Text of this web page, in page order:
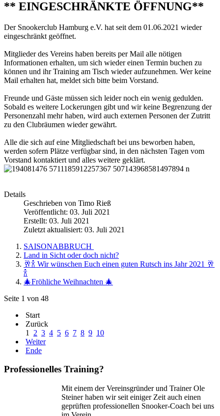
** EINGESCHRÄNKTE ÖFFNUNG**
Der Snookerclub Hamburg e.V. hat seit dem 01.06.2021 wieder
eingeschränkt geöffnet.
Mitglieder des Vereins haben bereits per Mail alle nötigen
Informationen erhalten, um sich wieder einen Termin buchen zu
können und ihr Training am Tisch wieder aufzunehmen. Wer keine
Mail erhalten hat, meldet sich bitte beim Vorstand.
Freunde und Gäste müssen sich leider noch ein wenig gedulden.
Sobald es weitere Lockerungen gibt und wir keine Begrenzung der
Personenzahl mehr haben, wird auch externen Personen der Zutritt
zu den Clubräumen wieder gewährt.
Alle die sich auf eine Mitgliedschaft bei uns beworben haben,
werden sofern Plätze verfügbar sind, in den nächsten Tagen vom
Vorstand kontaktiert und alles weitere geklärt.
Details
Geschrieben von Timo Rieß
Veröffentlicht: 03. Juli 2021
Erstellt: 03. Juli 2021
Zuletzt aktualisiert: 03. Juli 2021
SAISONABBRUCH
Land in Sicht oder doch nicht?
🥂🍾 Wir wünschen Euch einen guten Rutsch ins Jahr 2021 🥂
🍾
🎄Fröhliche Weihnachten 🎄
Seite 1 von 48
Start
Zurück
1
2 3 4 5 6 7 8 9 10
Weiter
Ende
Professionelles Training?
Mit einem der Vereinsgründer und Trainer Ole
Steiner haben wir seit einiger Zeit auch einen
geprüften professionellen Snooker-Coach bei uns